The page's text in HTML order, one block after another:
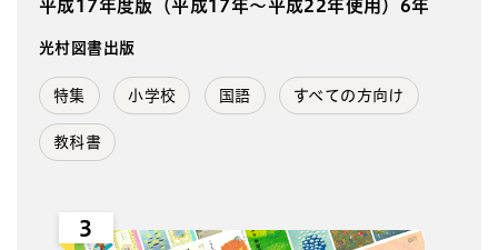
平成17年度版（平成17年～平成22年使用）6年
光村図書出版
特集 小学校 国語 すべての方向け
教科書
3